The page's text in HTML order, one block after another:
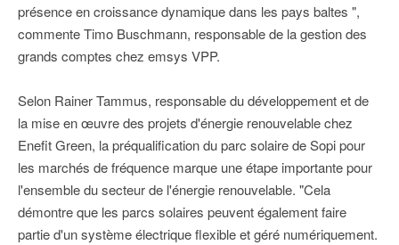
présence en croissance dynamique dans les pays baltes ",
commente Timo Buschmann, responsable de la gestion des
grands comptes chez emsys VPP.
Selon Rainer Tammus, responsable du développement et de
la mise en œuvre des projets d'énergie renouvelable chez
Enefit Green, la préqualification du parc solaire de Sopi pour
les marchés de fréquence marque une étape importante pour
l'ensemble du secteur de l'énergie renouvelable. "Cela
démontre que les parcs solaires peuvent également faire
partie d'un système électrique flexible et géré numériquement.